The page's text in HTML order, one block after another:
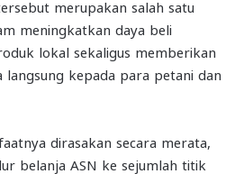
merupakan salah satu
meningkatkan daya beli
lokal sekaligus memberikan
langsung kepada para petani dan
dirasakan secara merata,
belanja ASN ke sejumlah titik